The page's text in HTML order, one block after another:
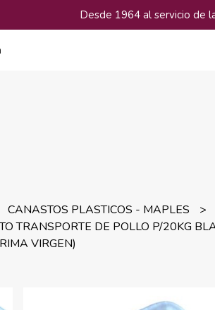
Desde 1964 al servicio de
CANASTOS PLASTICOS - MAPLES
TRANSPORTE DE POLLO P/20KG
VIRGEN)